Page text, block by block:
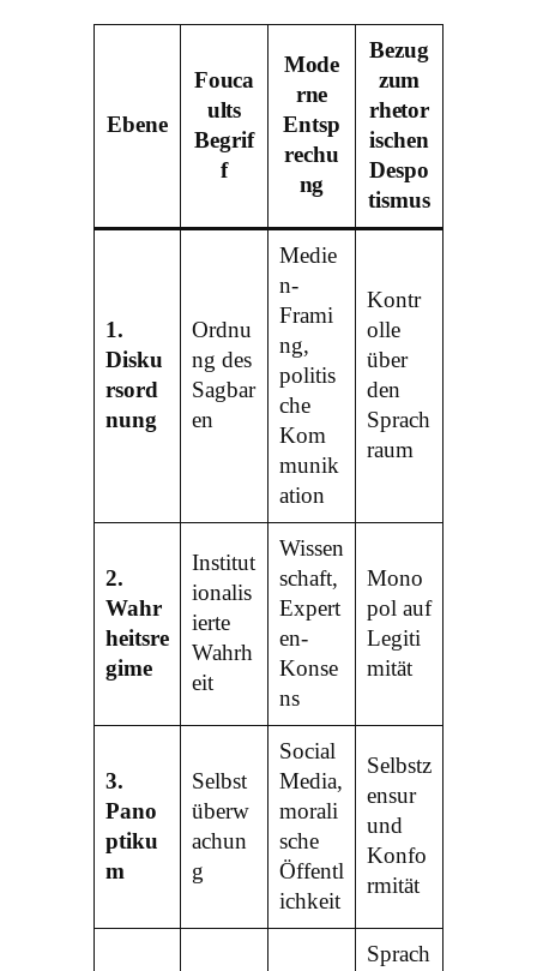
Ebene
Fouca
ults
Begrif
f
Mode
rne
Entsp
rechu
ng
Bezug
zum
rhetor
ischen
Despo
tismus
1.
Disku
rsord
nung
Ordnu
ng des
Sagbar
en
Medie
n-
Frami
ng,
politis
che
Kom
munik
ation
Kontr
olle
über
den
Sprach
raum
2.
Wahr
heitsre
gime
Institut
ionalis
ierte
Wahrh
eit
Wissen
schaft,
Expert
en-
Konse
ns
Mono
pol auf
Legiti
mität
3.
Pano
ptiku
m
Selbst
überw
achun
g
Social
Media,
morali
sche
Öffentl
ichkeit
Selbstz
ensur
und
Konfo
rmität
Sprach